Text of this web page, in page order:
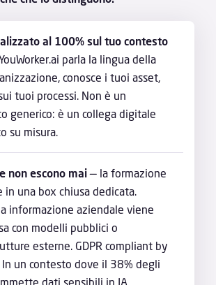
al 100% sul tuo contesto
parla la lingua della
conosce i tuoi asset,
tuoi processi. Non è un
generico: è un collega digitale
su misura.
non escono mai— la formazione
in una box chiusa dedicata.
informazione aziendale viene
con modelli pubblici o
esterne. GDPR compliant by
In un contesto dove il 38% degli
dati sensibili in IA